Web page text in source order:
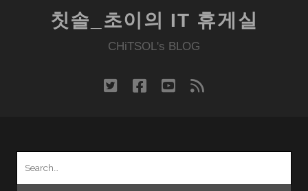
칫솔_초이의 IT 휴게실
CHiTSOL's BLOG
twitterfacebook
youtube
rss